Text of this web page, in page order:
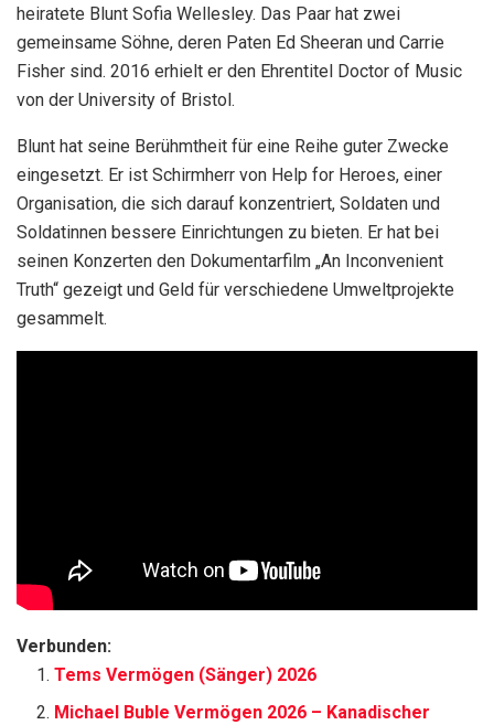
heiratete Blunt Sofia Wellesley. Das Paar hat zwei
gemeinsame Söhne, deren Paten Ed Sheeran und Carrie
Fisher sind. 2016 erhielt er den Ehrentitel Doctor of Music
von der University of Bristol.
Blunt hat seine Berühmtheit für eine Reihe guter Zwecke
eingesetzt. Er ist Schirmherr von Help for Heroes, einer
Organisation, die sich darauf konzentriert, Soldaten und
Soldatinnen bessere Einrichtungen zu bieten. Er hat bei
seinen Konzerten den Dokumentarfilm „An Inconvenient
Truth“ gezeigt und Geld für verschiedene Umweltprojekte
gesammelt.
Verbunden:
Tems Vermögen (Sänger) 2026
Michael Buble Vermögen 2026 – Kanadischer